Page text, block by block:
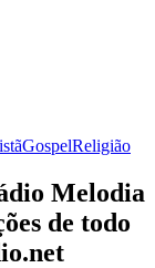
GospelReligião
Melodia
de todo